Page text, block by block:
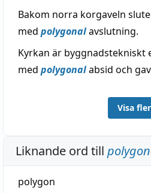
Bakom norra korgaveln
med polygonalavslutning.
Kyrkan är byggnadstekniskt
med polygonalabsid och
Visa fler
Liknande ord till
polygon